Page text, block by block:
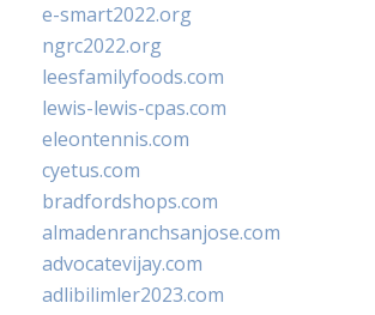
e-smart2022.org
ngrc2022.org
leesfamilyfoods.com
lewis-lewis-cpas.com
eleontennis.com
cyetus.com
bradfordshops.com
almadenranchsanjose.com
advocatevijay.com
adlibilimler2023.com